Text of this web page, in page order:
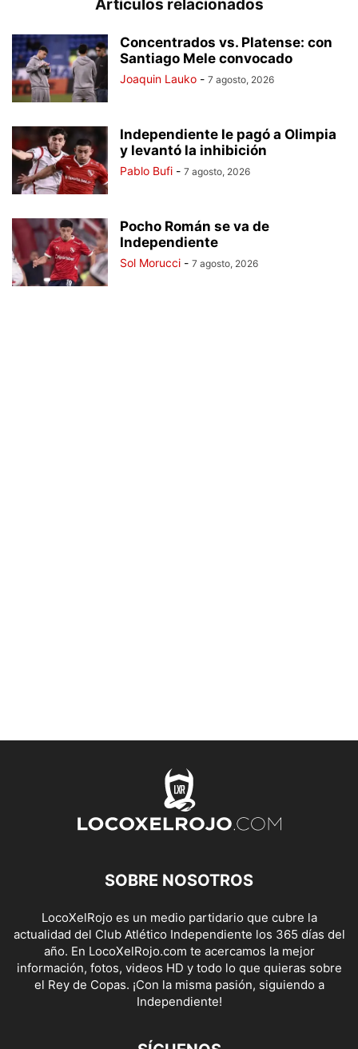
Artículos relacionados
Concentrados vs. Platense: con
Santiago Mele convocado
Joaquin Lauko - 7 agosto, 2026
Independiente le pagó a Olimpia
y levantó la inhibición
Pablo Bufi - 7 agosto, 2026
Pocho Román se va de
Independiente
Sol Morucci - 7 agosto, 2026
SOBRE NOSOTROS
LocoXelRojo es un medio partidario que cubre la
actualidad del Club Atlético Independiente los 365 días del
año. En LocoXelRojo.com te acercamos la mejor
información, fotos, videos HD y todo lo que quieras sobre
el Rey de Copas. ¡Con la misma pasión, siguiendo a
Independiente!